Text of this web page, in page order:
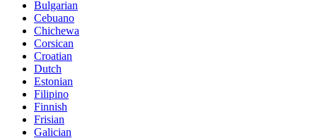
Bulgarian
Cebuano
Chichewa
Corsican
Croatian
Dutch
Estonian
Filipino
Finnish
Frisian
Galician